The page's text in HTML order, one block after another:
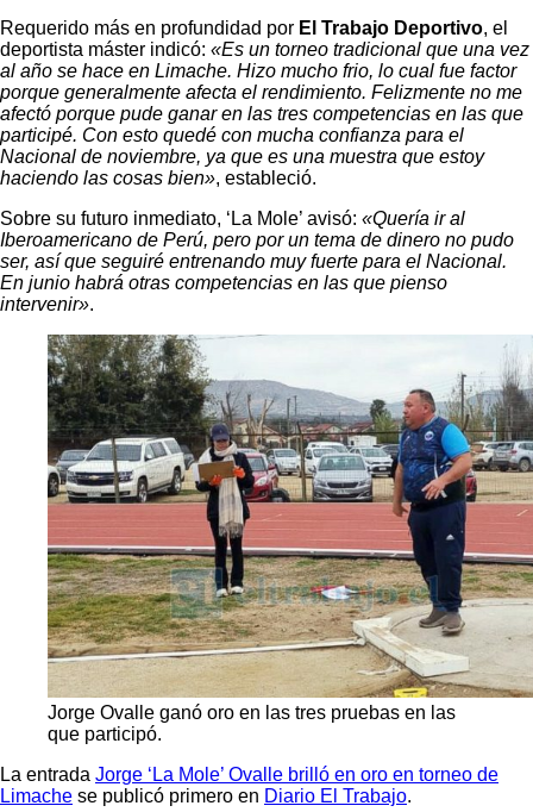
Requerido más en profundidad por El Trabajo Deportivo, el
deportista máster indicó: «Es un torneo tradicional que una vez
al año se hace en Limache. Hizo mucho frio, lo cual fue factor
porque generalmente afecta el rendimiento. Felizmente no me
afectó porque pude ganar en las tres competencias en las que
participé. Con esto quedé con mucha confianza para el
Nacional de noviembre, ya que es una muestra que estoy
haciendo las cosas bien», estableció.
Sobre su futuro inmediato, ‘La Mole’ avisó: «Quería ir al
Iberoamericano de Perú, pero por un tema de dinero no pudo
ser, así que seguiré entrenando muy fuerte para el Nacional.
En junio habrá otras competencias en las que pienso
intervenir».
Jorge Ovalle ganó oro en las tres pruebas en las
que participó.
La entrada Jorge ‘La Mole’ Ovalle brilló en oro en torneo de
Limache se publicó primero en Diario El Trabajo.